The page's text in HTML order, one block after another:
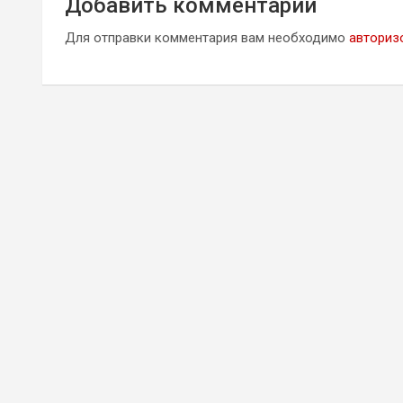
Добавить комментарий
Для отправки комментария вам необходимо